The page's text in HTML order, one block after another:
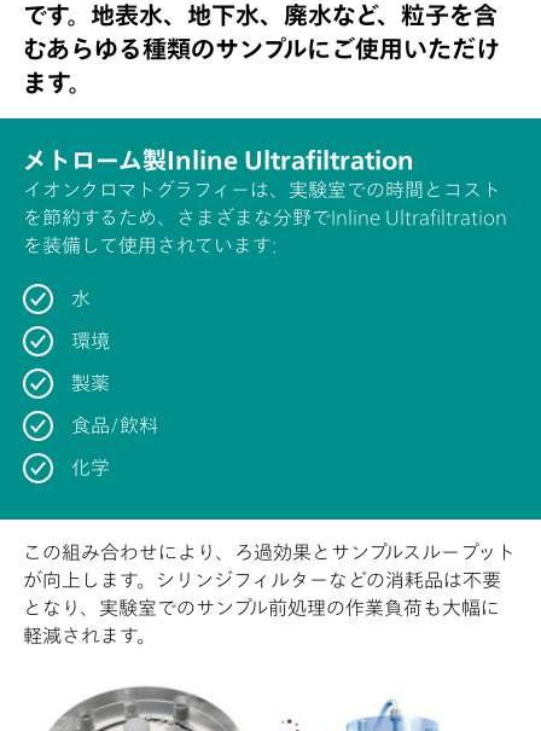
です。地表水、地下水、廃水など、粒子を含
むあらゆる種類のサンプルにご使用いただけ
ます。
メトローム製Inline Ultrafiltration
イオンクロマトグラフィーは、実験室での時間とコスト
を節約するため、さまざまな分野でInline Ultrafiltration
を装備して使用されています:
水
環境
製薬
食品/飲料
化学
この組み合わせにより、ろ過効果とサンプルスループット
が向上します。シリンジフィルターなどの消耗品は不要
となり、実験室でのサンプル前処理の作業負荷も大幅に
軽減されます。